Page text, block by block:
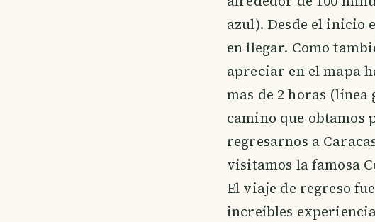
azul). Desde el inicio
en llegar. Como
apreciar en el mapa
mas de 2 horas (línea
camino que obtamos
regresarnos a
visitamos la famosa
El viaje de regreso
increíbles